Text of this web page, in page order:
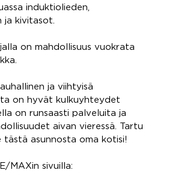
induktiolieden,
ja kivitasot.
on mahdollisuus vuokrata
ja viihtyisä
on hyvät kulkuyhteydet
on runsaasti palveluita ja
aivan vieressä. Tartu
tästä asunnosta oma kotisi!
MAXin sivuilla: